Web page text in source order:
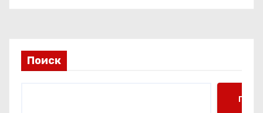
Поиск
Поиск